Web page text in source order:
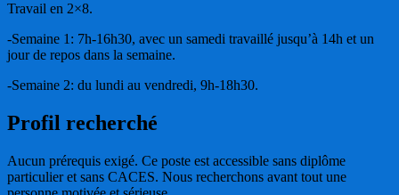
Travail en 2×8.
-Semaine 1: 7h-16h30, avec un samedi travaillé jusqu’à 14h et un
jour de repos dans la semaine.
-Semaine 2: du lundi au vendredi, 9h-18h30.
Profil recherché
Aucun prérequis exigé. Ce poste est accessible sans diplôme
particulier et sans CACES. Nous recherchons avant tout une